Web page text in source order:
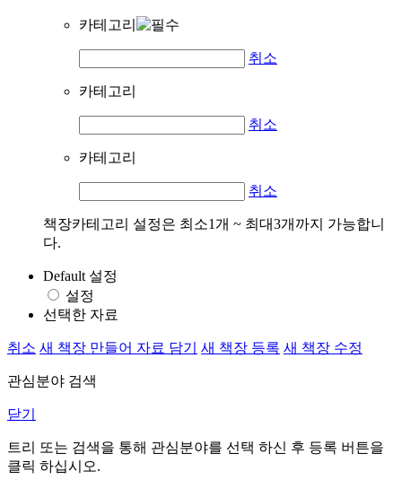
카테고리
취소
카테고리
취소
카테고리
취소
책장카테고리 설정은 최소1개 ~ 최대3개까지 가능합니
다.
Default 설정
설정
선택한 자료
취소 새 책장 만들어 자료 담기 새 책장 등록 새 책장 수정
관심분야 검색
닫기
트리 또는 검색을 통해 관심분야를 선택 하신 후 등록 버튼을
클릭 하십시오.